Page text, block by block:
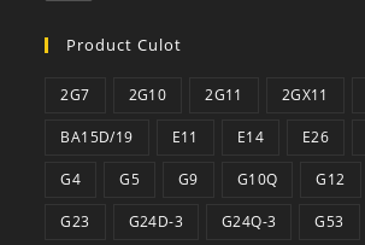
Product Culot
2G7 2G10 2G11 2GX11
BA15D/19 E11 E14 E26
G4 G5 G9 G10Q G12
G23 G24D-3 G24Q-3 G53